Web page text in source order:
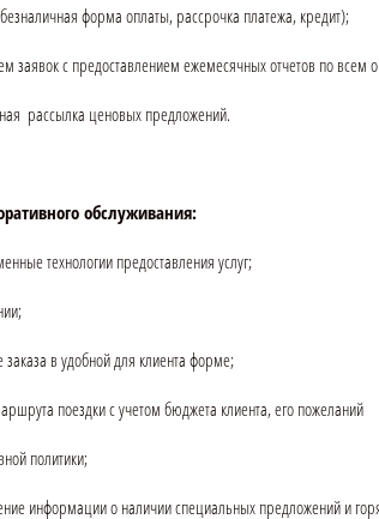
форма оплаты, рассрочка платежа, кредит);
заявок с предоставлением ежемесячных отчетов по всем
рассылка ценовых предложений.
обслуживания:
технологии предоставления услуг;
в удобной для клиента форме;
поездки с учетом бюджета клиента, его пожеланий
политики;
информации о наличии специальных предложений и